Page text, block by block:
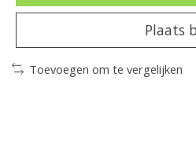
Plaats
Toevoegen om te vergelijken